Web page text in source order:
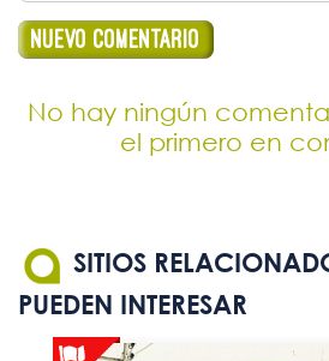
No hay ningún
el primero en
SITIOS
PUEDEN INTERESAR